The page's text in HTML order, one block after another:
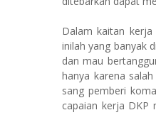
Dalam kaitan
inilah yang banyak
dan mau
hanya karena
sang pemberi
capaian kerja DKP